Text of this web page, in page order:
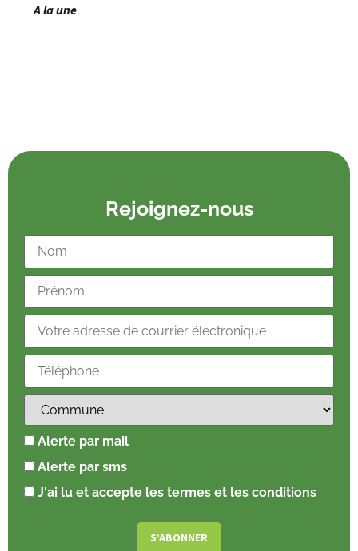
A la une
Rejoignez-nous
Alerte par mail
Alerte par sms
J'ai lu et accepte les termes et les conditions